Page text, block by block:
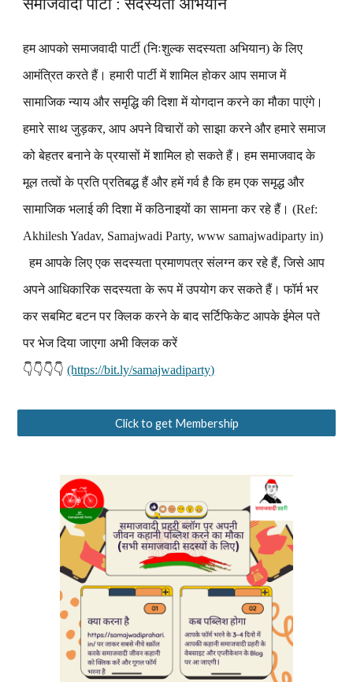
समाजवादी पार्टी : सदस्यता अभियान
हम आपको समाजवादी पार्टी (निःशुल्क सदस्यता अभियान) के लिए
आमंत्रित करते हैं। हमारी पार्टी में शामिल होकर आप समाज में
सामाजिक न्याय और समृद्धि की दिशा में योगदान करने का मौका पाएंगे।
हमारे साथ जुड़कर, आप अपने विचारों को साझा करने और हमारे समाज
को बेहतर बनाने के प्रयासों में शामिल हो सकते हैं। हम समाजवाद के
मूल तत्वों के प्रति प्रतिबद्ध हैं और हमें गर्व है कि हम एक समृद्ध और
सामाजिक भलाई की दिशा में कठिनाइयों का सामना कर रहे हैं। (Ref:
Akhilesh Yadav, Samajwadi Party, www samajwadiparty in)
हम आपके लिए एक सदस्यता प्रमाणपत्र संलग्न कर रहे हैं, जिसे आप
अपने आधिकारिक सदस्यता के रूप में उपयोग कर सकते हैं। फॉर्म भर
कर सबमिट बटन पर क्लिक करने के बाद सर्टिफिकेट आपके ईमेल पते
पर भेज दिया जाएगा अभी क्लिक करें
👇👇👇👇(https://bit.ly/samajwadiparty)
Click to get Membership